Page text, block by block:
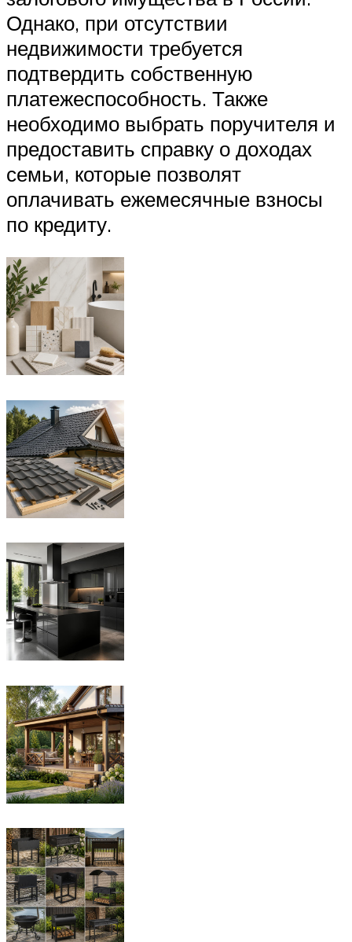
Однако, при отсутствии
недвижимости требуется
подтвердить собственную
платежеспособность. Также
необходимо выбрать поручителя и
предоставить справку о доходах
семьи, которые позволят
оплачивать ежемесячные взносы
по кредиту.